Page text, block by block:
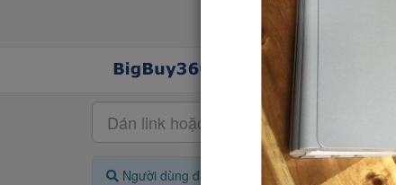
Người dùng đang quan tâm đến 🔥...